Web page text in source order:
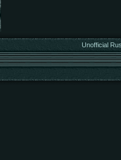
Unofficial